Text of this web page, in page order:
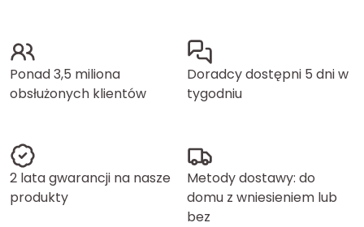
Ponad 3,5 miliona
obsłużonych klientów
Doradcy dostępni 5 dni w
tygodniu
2 lata gwarancji na nasze
produkty
Metody dostawy: do
domu z wniesieniem lub
bez